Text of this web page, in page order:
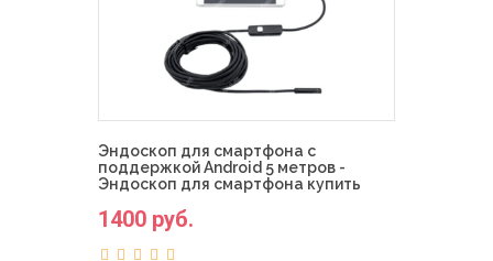
Эндоскоп для смартфона с
поддержкой Android 5 метров -
Эндоскоп для смартфона купить
1400 руб.